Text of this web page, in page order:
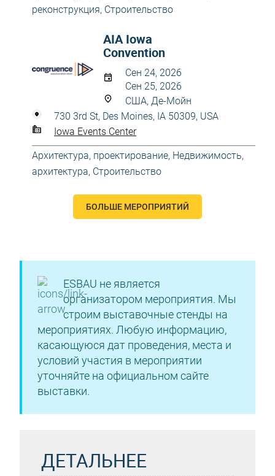
реконструкция, Строительство
AIA Iowa
Convention
Сен 24, 2026
Сен 25, 2026
США, Де-Мойн
730 3rd St, Des Moines, IA 50309, USA
Iowa Events Center
Архитектура, проектирование, Недвижимость,
архитектура, Строительство
БОЛЬШЕ МЕРОПРИЯТИЙ
ESBAU не является
организатором мероприятия. Мы
строим выставочные стенды на
мероприятиях. Любую информацию,
касающуюся дат проведения, места и
условий участия в мероприятии
уточняйте на официальном сайте
выставки.
ДЕТАЛЬНЕЕ